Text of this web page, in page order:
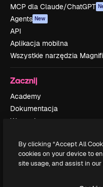
MCP dla Claude/ChatGPT
Agents New
API
Aplikacja mobilna
Wszystkie narzędzia
Zacznij
Academy
Dokumentacja
Wsparcie
Polityka prywatności
Oryginały New
Polityka plików cookie
By clicking “Accept All
cookies on your device to
site usage, and assist in